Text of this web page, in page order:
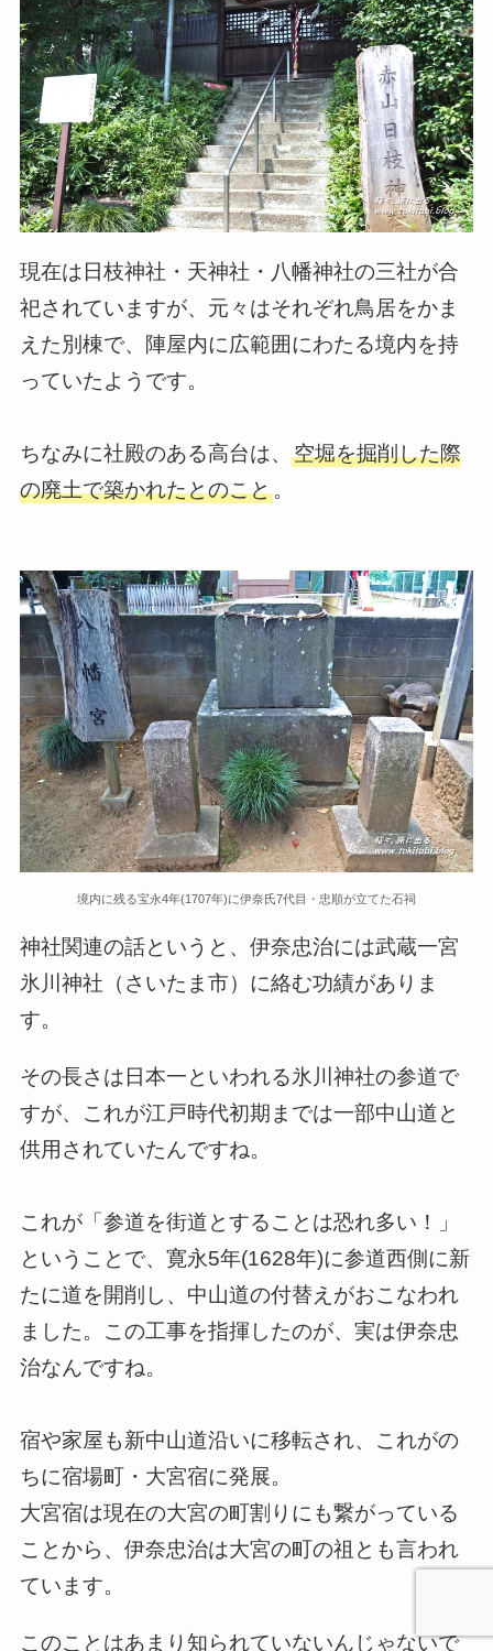
現在は日枝神社・天神社・八幡神社の三社が合
祀されていますが、元々はそれぞれ鳥居をかま
えた別棟で、陣屋内に広範囲にわたる境内を持
っていたようです。
ちなみに社殿のある高台は、 空堀を掘削した際
の廃土で築かれたとのこと。
境内に残る宝永4年(1707年)に伊奈氏7代目・忠順が立てた石祠
神社関連の話というと、伊奈忠治には武蔵一宮
氷川神社（さいたま市）に絡む功績がありま
す。
その長さは日本一といわれる氷川神社の参道で
すが、これが江戸時代初期までは一部中山道と
供用されていたんですね。
これが「参道を街道とすることは恐れ多い！」
ということで、寛永5年(1628年)に参道西側に新
たに道を開削し、中山道の付替えがおこなわれ
ました。この工事を指揮したのが、実は伊奈忠
治なんですね。
宿や家屋も新中山道沿いに移転され、これがの
ちに宿場町・大宮宿に発展。
大宮宿は現在の大宮の町割りにも繋がっている
ことから、伊奈忠治は大宮の町の祖とも言われ
ています。
このことはあまり知られていないんじゃないで